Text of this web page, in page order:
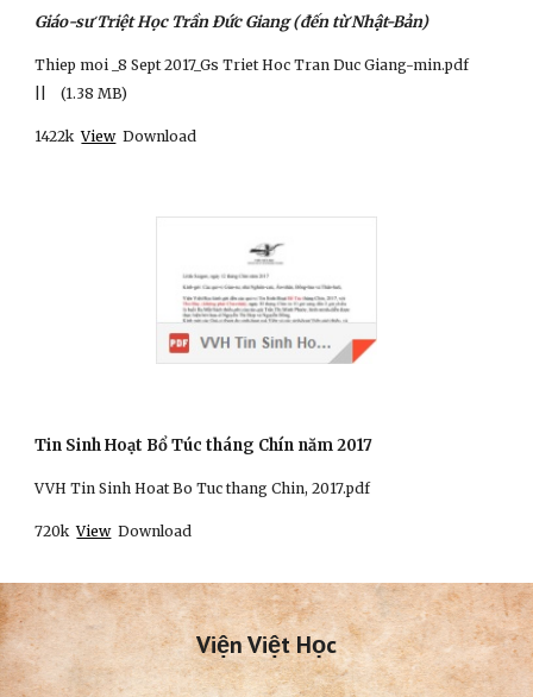
Giáo-sư Triệt Học Trần Đức Giang (đến từ Nhật-Bản)
Thiep moi _8 Sept 2017_Gs Triet Hoc Tran Duc Giang-min.pdf
||    (1.38 MB)
1422k View
  Download
Tin Sinh Hoạt Bổ Túc tháng Chín năm 2017
VVH Tin Sinh Hoat Bo Tuc thang Chin, 2017.pdf
720k View
  Download
Viện Việt Học